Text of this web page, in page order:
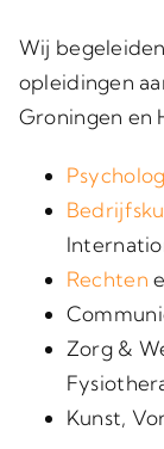
Wij
opleidingen
Groningen en
Rechten
Zorg &
Kunst,